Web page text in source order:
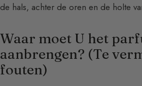
de hals, achter de oren en de holte
Waar moet U het
aanbrengen? (Te
fouten)